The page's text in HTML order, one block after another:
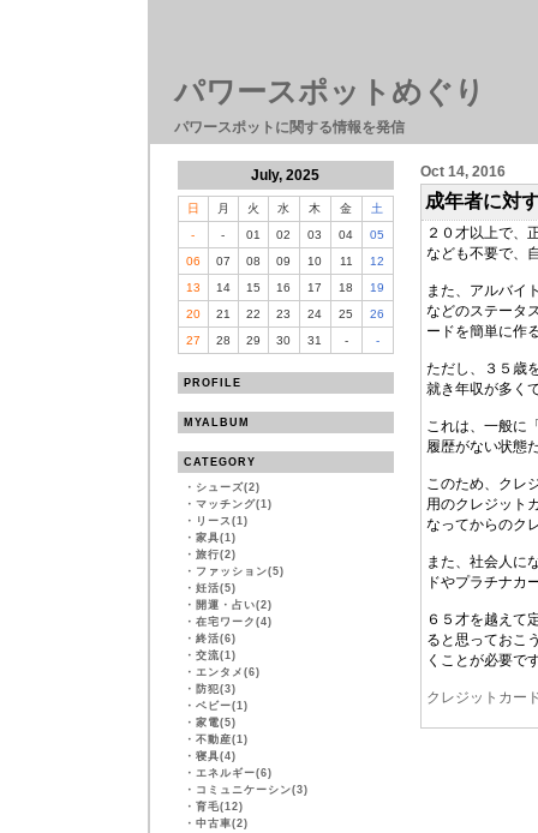
パワースポットめぐり
パワースポットに関する情報を発信
July, 2025
日 月 火 水 木 金
土
-
- 01 02 03 04
05
06
07 08 09 10 11
12
13
14 15 16 17 18
19
20
21 22 23 24 25
26
27
28 29 30 31 - -
PROFILE
MYALBUM
CATEGORY
・ シューズ(2)
・ マッチング(1)
・ リース(1)
・ 家具(1)
・ 旅行(2)
・ ファッション(5)
・ 妊活(5)
・ 開運・占い(2)
・ 在宅ワーク(4)
・ 終活(6)
・ 交流(1)
・ エンタメ(6)
・ 防犯(3)
・ ベビー(1)
・ 家電(5)
・ 不動産(1)
・ 寝具(4)
・ エネルギー(6)
・ コミュニケーシン(3)
・ 育毛(12)
・ 中古車(2)
Oct 14, 2016
成年者に対
２０才以上で、
なども不要で、
また、アルバイ
などのステータ
ードを簡単に作
ただし、３５歳
就き年収が多く
これは、一般に
履歴がない状態
このため、クレ
用のクレジット
なってからのク
また、社会人に
ドやプラチナカ
６５才を越えて
ると思っておこ
くことが必要で
クレジットカー